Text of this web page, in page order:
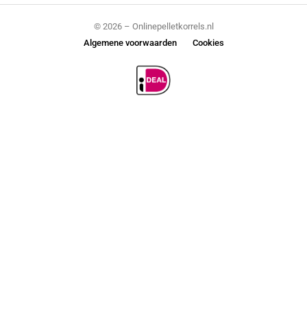
© 2026 – Onlinepelletkorrels.nl
Algemene voorwaarden
Cookies